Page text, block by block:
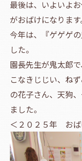
最後は、いよいよ
がおばけになります
今年は、『ゲゲゲ
した。
園長先生が鬼太郎
こなきじじい、ね
の花子さん、天狗
ました。
＜２０２５年 おば